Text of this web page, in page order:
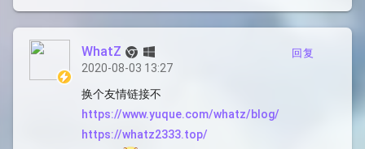
WhatZ
2020-08-03 13:27
回复
换个友情链接不
https://www.yuque.com/whatz/blog/
https://whatz2333.top/